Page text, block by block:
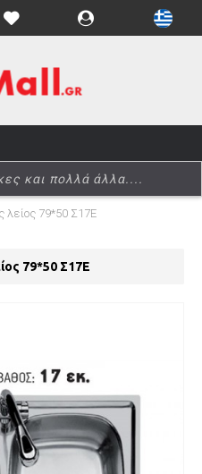
λείος 79*50 Σ17Ε
79*50 Σ17Ε